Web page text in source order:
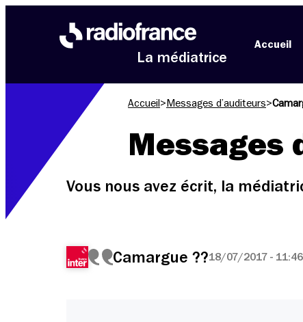
La médiatrice
Accueil
Accueil > Messages d’auditeurs>
Messages
Vous nous avez écrit, la
Camargue ??18/07/2017 - 11:46